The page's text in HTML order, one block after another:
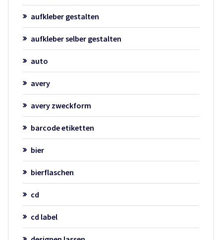
aufkleber gestalten
aufkleber selber gestalten
auto
avery
avery zweckform
barcode etiketten
bier
bierflaschen
cd
cd label